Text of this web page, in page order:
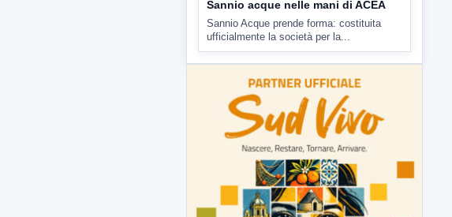
▶
5 AGOSTO 2026 ATTUALITÀ
Sannio acque nelle mani di ACEA
Sannio Acque prende forma: costituita
ufficialmente la società per la...